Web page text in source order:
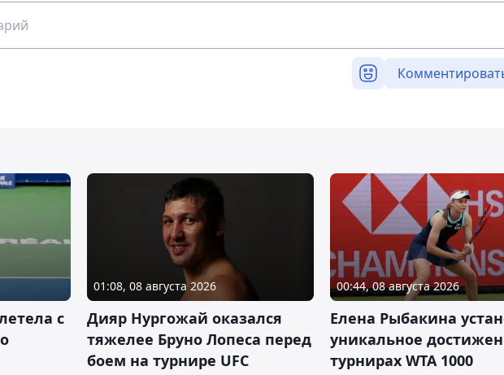
с
01:08, 08 августа 2026
Дияр Нургожай оказался
тяжелее Бруно Лопеса перед
боем на турнире UFC
00:44, 08 августа 2026
Елена Рыбакина
уникальное
турнирах WTA 1000